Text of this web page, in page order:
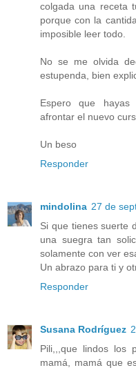
colgada una receta
porque con la
imposible leer todo.
No se me olvida
estupenda, bien
Espero que
afrontar el nuevo
Un beso
Responder
mindolina 27 de
Si que tienes suerte
una suegra tan
solamente con ver
Un abrazo para ti y
Responder
Susana Rodríguez
Pili,,,que lindos los
mamá, mamá que